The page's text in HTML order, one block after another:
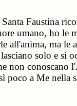
Faustina
umano, ho le
all'anima, ma le
solo e si
non conoscano
poco a Me nella